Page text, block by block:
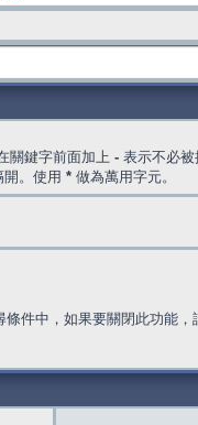
關鍵字前面加上 - 表示不必
開。使用 * 做為萬用字元。
件中，如果要關閉此功能，